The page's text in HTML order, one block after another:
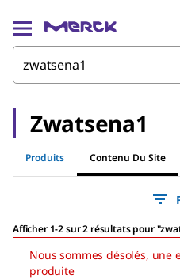
Zwatsena1
Produits Contenu Du Site
Afficher 1-2 sur 2 résultatspour"
Nous sommes désolés, une
produite